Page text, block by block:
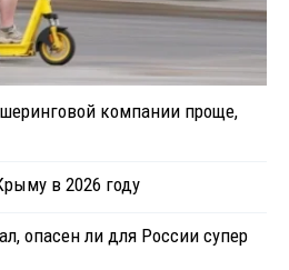
компании проще,
в 2026 году
опасен ли для России супер